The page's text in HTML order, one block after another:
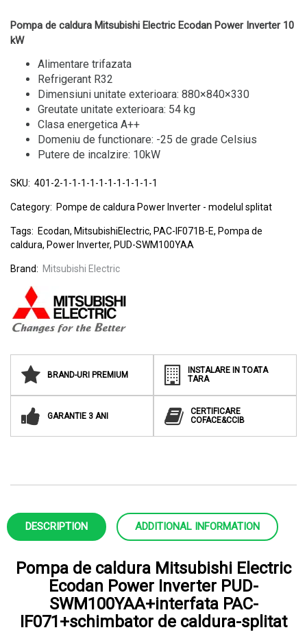
Pompa de caldura Mitsubishi Electric Ecodan Power Inverter 10
kW
Alimentare trifazata
Refrigerant R32
Dimensiuni unitate exterioara: 880×840×330
Greutate unitate exterioara: 54 kg
Clasa energetica A++
Domeniu de functionare: -25 de grade Celsius
Putere de incalzire: 10kW
SKU: 401-2-1-1-1-1-1-1-1-1-1-1-1
Category: Pompe de caldura Power Inverter - modelul splitat
Tags: Ecodan, MitsubishiElectric, PAC-IF071B-E, Pompa de
caldura, Power Inverter, PUD-SWM100YAA
Brand: Mitsubishi Electric
BRAND-URI PREMIUM
INSTALARE IN TOATA
TARA
GARANTIE 3 ANI
CERTIFICARE
COFACE&CCIB
DESCRIPTION ADDITIONAL INFORMATION
Pompa de caldura Mitsubishi Electric
Ecodan Power Inverter PUD-
SWM100YAA+interfata PAC-
IF071+schimbator de caldura-splitat